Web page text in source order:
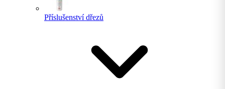
Příslušenství dřezů